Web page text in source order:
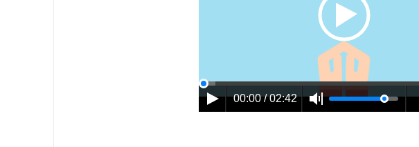
00:00 / 02:42